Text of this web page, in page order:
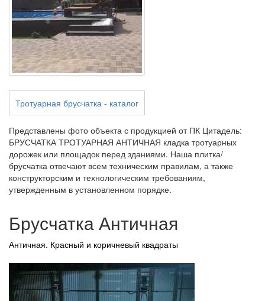
Тротуарная брусчатка - каталог
Представлены фото объекта с продукцией от ПК Цитадель:
БРУСЧАТКА ТРОТУАРНАЯ АНТИЧНАЯ кладка тротуарных
дорожек или площадок перед зданиями. Наша плитка/
брусчатка отвечают всем техническим правилам, а также
конструкторским и технологическим требованиям,
утвержденным в установленном порядке.
Брусчатка Античная
Античная. Красный и коричневый квадраты